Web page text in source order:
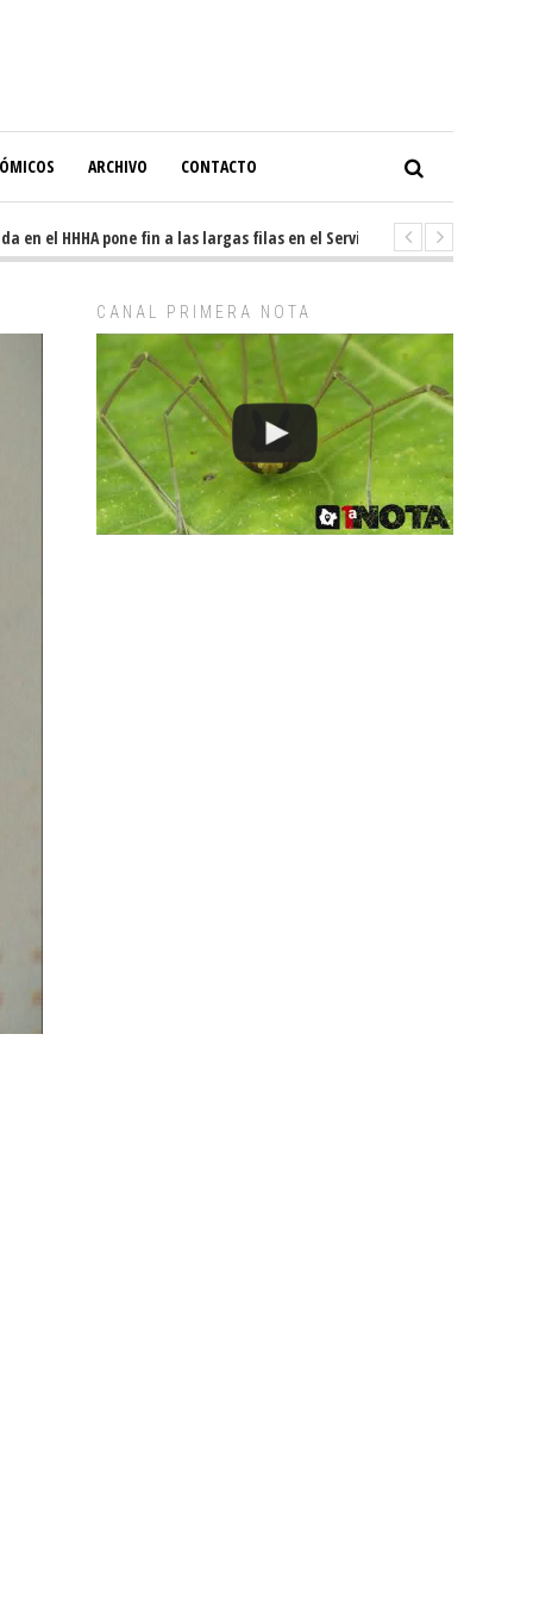
ARCHIVO CONTACTO
el HHHA pone fin a las largas filas en el Servicio de Imagenología
CANAL PRIMERA NOTA